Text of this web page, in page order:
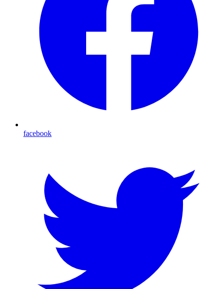
facebook